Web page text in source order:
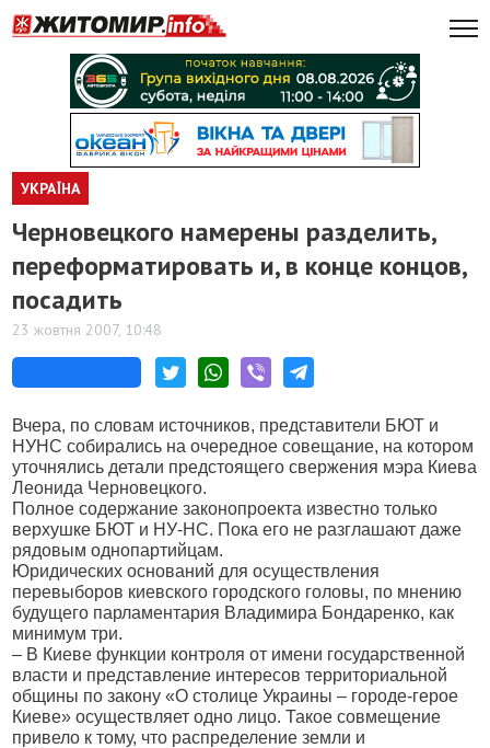
УКРАЇНА
Черновецкого намерены разделить,
переформатировать и, в конце концов,
посадить
23 жовтня 2007, 10:48
Вчера, по словам источников, представители БЮТ и
НУНС собирались на очередное совещание, на котором
уточнялись детали предстоящего свержения мэра Киева
Леонида Черновецкого.
Полное содержание законопроекта известно только
верхушке БЮТ и НУ-НС. Пока его не разглашают даже
рядовым однопартийцам.
Юридических оснований для осуществления
перевыборов киевского городского головы, по мнению
будущего парламентария Владимира Бондаренко, как
минимум три.
– В Киеве функции контроля от имени государственной
власти и представление интересов территориальной
общины по закону «О столице Украины – городе-герое
Киеве» осуществляет одно лицо. Такое совмещение
привело к тому, что распределение земли и